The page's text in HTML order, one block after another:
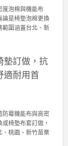
度泡棉與機能布
論是椅墊泡棉更換
範圍涵蓋台北、新
墊訂做，抗
適耐用首
防霉機能布與高密
椅墊布套訂做，
、桃園、新竹苗栗